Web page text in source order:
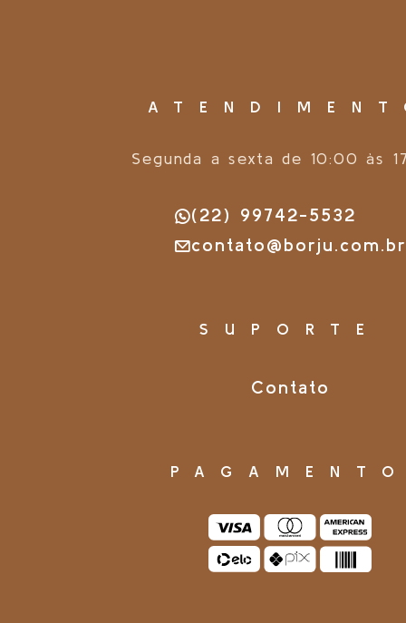
Segunda a sexta de 10:00 às
(22) 99742-5532
contato@borju.com.br
SUPORTE
Contato